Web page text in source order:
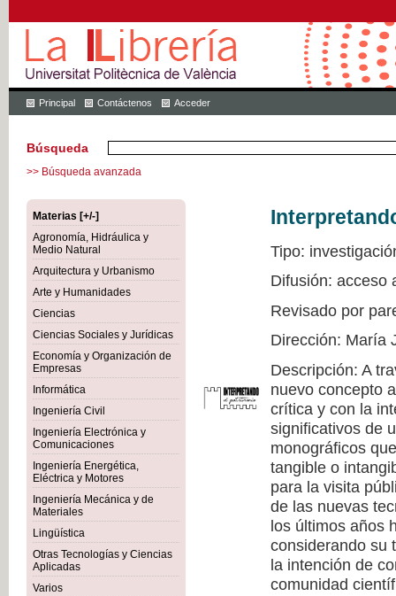
Principal Contáctenos Acceder
Búsqueda
>> Búsqueda avanzada
Materias [+/-]
Agronomía, Hidráulica y
Medio Natural
Arquitectura y Urbanismo
Arte y Humanidades
Ciencias
Ciencias Sociales y Jurídicas
Economía y Organización de
Empresas
Informática
Ingeniería Civil
Ingeniería Electrónica y
Comunicaciones
Ingeniería Energética,
Eléctrica y Motores
Ingeniería Mecánica y de
Materiales
Lingüística
Otras Tecnologías y Ciencias
Aplicadas
Varios
Tipo:
Difusión: acceso
Revisado por
Dirección: María
Descripción: A
nuevo concepto
crítica y con la
significativos de
monográficos
tangible o
para la visita
de las nuevas
los últimos años
considerando su
la intención de
comunidad